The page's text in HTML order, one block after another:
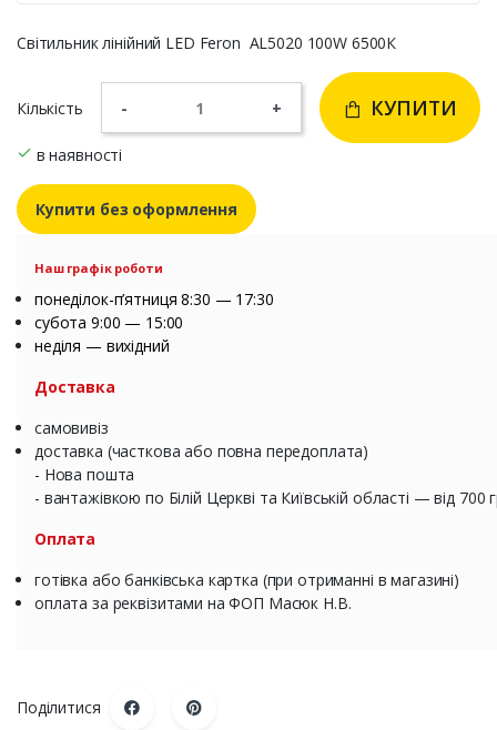
Світильник лінійний LED Feron AL5020 100W 6500К
Кількість - + КУПИТИ
в наявності
Купити без оформлення
Наш графік роботи
понеділок-п’ятниця 8:30 — 17:30
субота 9:00 — 15:00
неділя — вихідний
Доставка
самовивіз
доставка (часткова або повна передоплата)
- Нова пошта
- вантажівкою по Білій Церкві та Київській області — від 700
Оплата
готівка або банківська картка (при отриманні в магазині)
оплата за реквізитами на ФОП Масюк Н.В.
Поділитися